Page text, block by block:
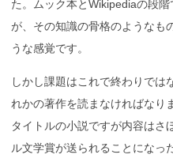
た。ムック本とWikipediaの段
が、その知識の骨格のようなも
うな感覚です。
しかし課題はこれで終わりでは
れかの著作を読まなければなり
タイトルの小説ですが内容はさ
ル文学賞が送られることになっ